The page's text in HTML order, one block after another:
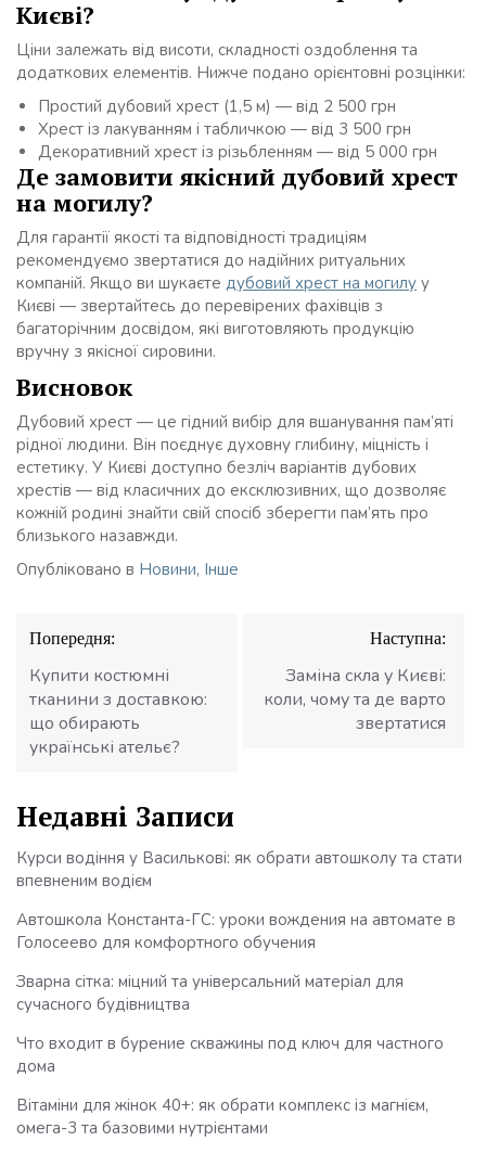
Києві?
Ціни залежать від висоти, складності оздоблення та
додаткових елементів. Нижче подано орієнтовні розцінки:
Простий дубовий хрест (1,5 м) — від 2 500 грн
Хрест із лакуванням і табличкою — від 3 500 грн
Декоративний хрест із різьбленням — від 5 000 грн
Де замовити якісний дубовий хрест
на могилу?
Для гарантії якості та відповідності традиціям
рекомендуємо звертатися до надійних ритуальних
компаній. Якщо ви шукаєте дубовий хрест на могилу у
Києві — звертайтесь до перевірених фахівців з
багаторічним досвідом, які виготовляють продукцію
вручну з якісної сировини.
Висновок
Дубовий хрест — це гідний вибір для вшанування пам’яті
рідної людини. Він поєднує духовну глибину, міцність і
естетику. У Києві доступно безліч варіантів дубових
хрестів — від класичних до ексклюзивних, що дозволяє
кожній родині знайти свій спосіб зберегти пам’ять про
близького назавжди.
Опубліковано в Новини, Інше
Навігація
записів
Попередня:
Купити костюмні
тканини з доставкою:
що обирають
українські ательє?
Наступна:
Заміна скла у Києві:
коли, чому та де варто
звертатися
Недавні Записи
Курси водіння у Василькові: як обрати автошколу та стати
впевненим водієм
Автошкола Константа-ГС: уроки вождения на автомате в
Голосеево для комфортного обучения
Зварна сітка: міцний та універсальний матеріал для
сучасного будівництва
Что входит в бурение скважины под ключ для частного
дома
Вітаміни для жінок 40+: як обрати комплекс із магнієм,
омега-3 та базовими нутрієнтами